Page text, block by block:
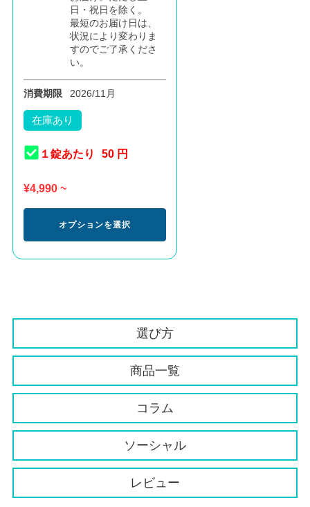
日・祝日を除く。
最短のお届け日は、
状況により変わりま
すのでご了承くださ
い。
消費期限 2026/11月
在庫あり
１錠あたり 50 円
¥4,990~
オプションを選択
選び方
商品一覧
コラム
ソーシャル
レビュー